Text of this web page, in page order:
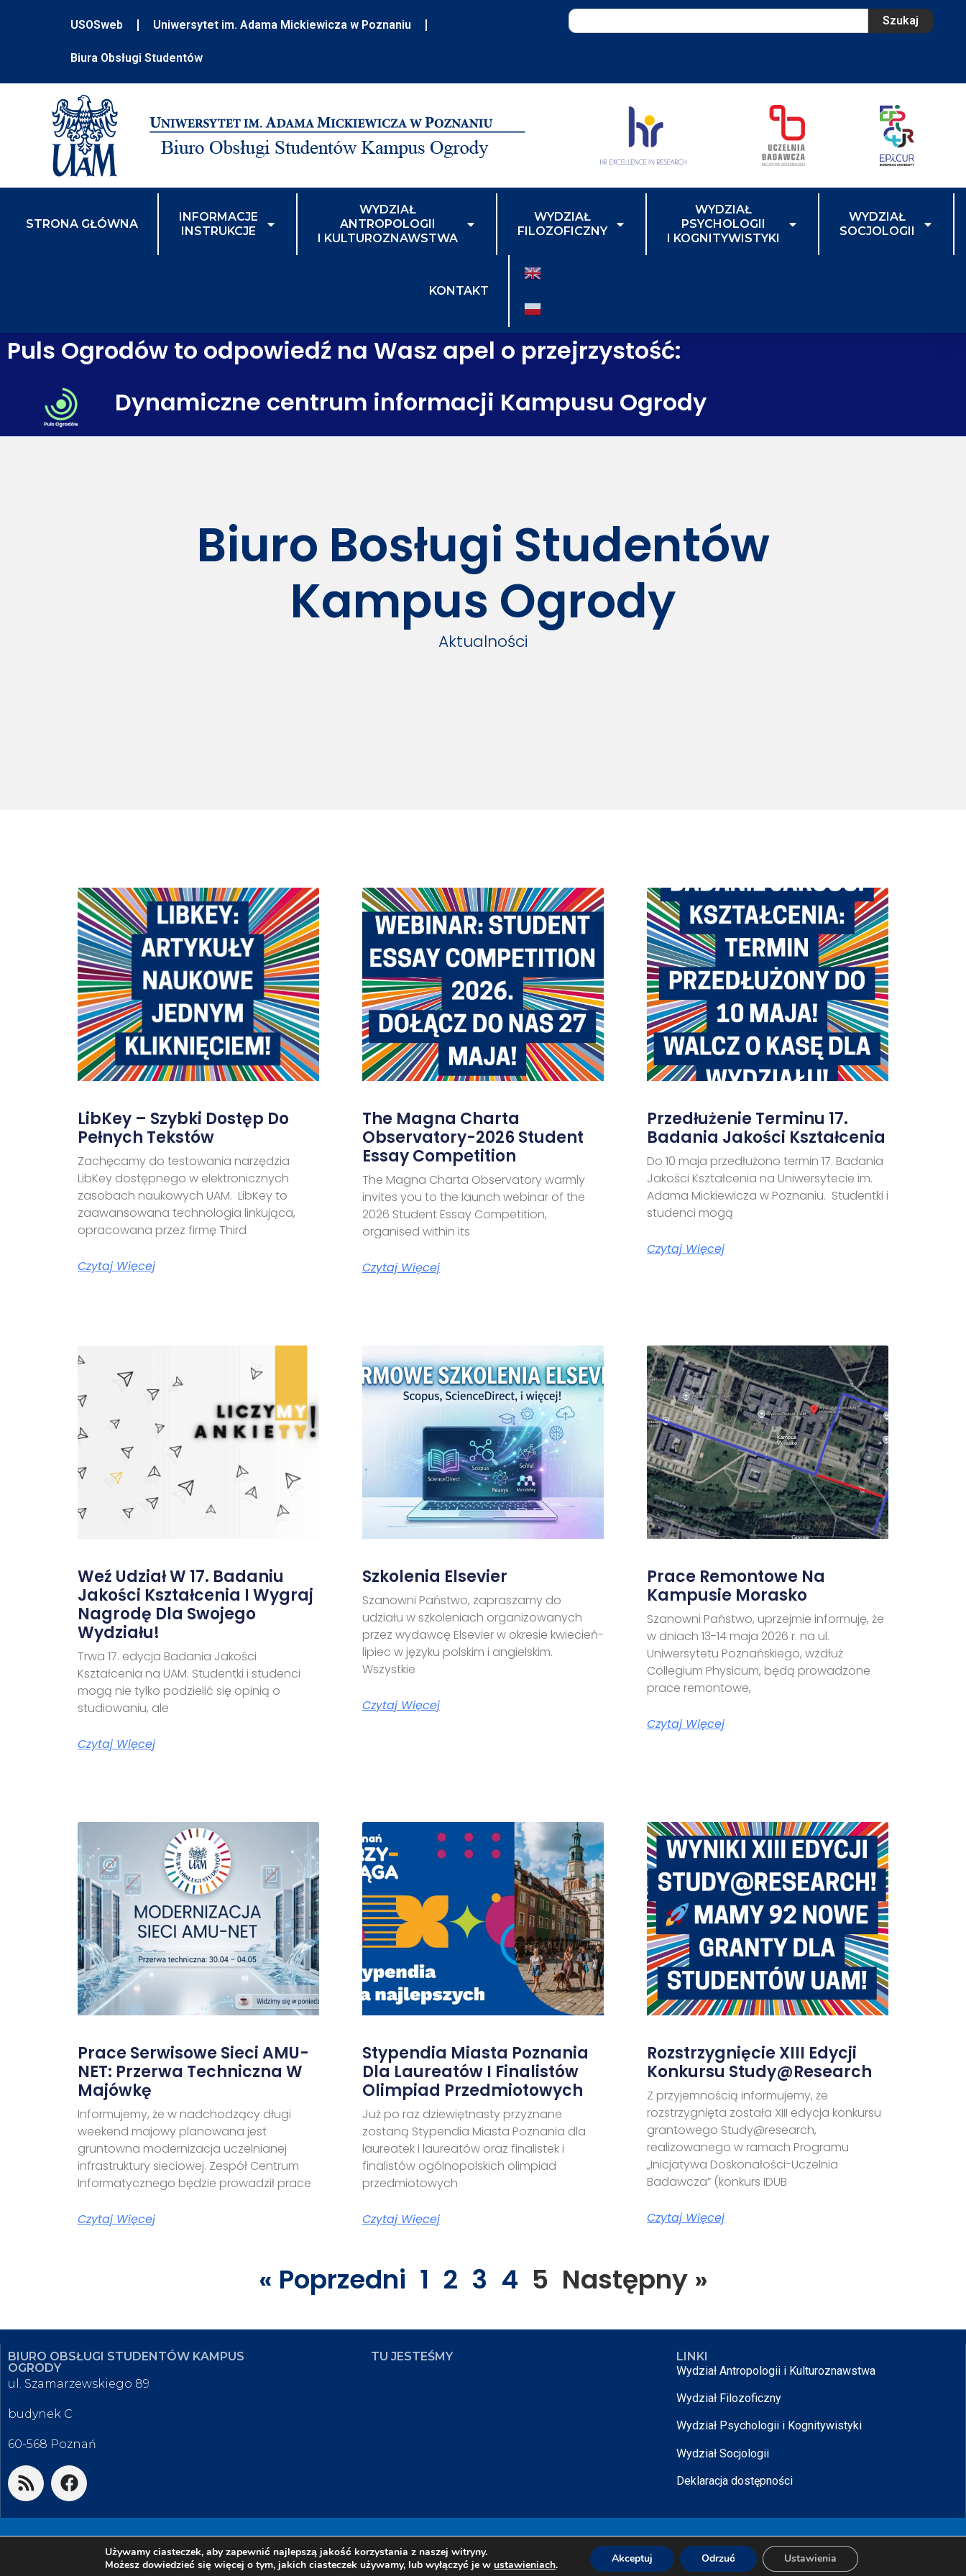
USOSweb Uniwersytet im. Adama Mickiewicza w Poznaniu
Biura Obsługi Studentów
Szukaj
STRONA GŁÓWNA
INFORMACJE
INSTRUKCJE
WYDZIAŁ
ANTROPOLOGII
I KULTUROZNAWSTWA
WYDZIAŁ
FILOZOFICZNY
WYDZIAŁ
PSYCHOLOGII
I KOGNITYWISTYKI
WYDZIAŁ
SOCJOLOGII
KONTAKT
Puls Ogrodów to odpowiedź na Wasz apel o przejrzystość:
Dynamiczne centrum informacji Kampusu Ogrody
Biuro Bosługi Studentów
Kampus Ogrody
Aktualności
LibKey – Szybki Dostęp Do
Pełnych Tekstów
Zachęcamy do testowania narzędzia
LibKey dostępnego w elektronicznych
zasobach naukowych UAM. LibKey to
zaawansowana technologia linkująca,
opracowana przez firmę Third
Czytaj Więcej
The Magna Charta
Observatory-2026 Student
Essay Competition
The Magna Charta Observatory warmly
invites you to the launch webinar of the
2026 Student Essay Competition,
organised within its
Czytaj Więcej
Przedłużenie Terminu 17.
Badania Jakości Kształcenia
Do 10 maja przedłużono termin 17. Badania
Jakości Kształcenia na Uniwersytecie im.
Adama Mickiewicza w Poznaniu. Studentki i
studenci mogą
Czytaj Więcej
Weź Udział W 17. Badaniu
Jakości Kształcenia I Wygraj
Nagrodę Dla Swojego
Wydziału!
Trwa 17. edycja Badania Jakości
Kształcenia na UAM. Studentki i studenci
mogą nie tylko podzielić się opinią o
studiowaniu, ale
Czytaj Więcej
Szkolenia Elsevier
Szanowni Państwo, zapraszamy do
udziału w szkoleniach organizowanych
przez wydawcę Elsevier w okresie kwiecień-
lipiec w języku polskim i angielskim.
Wszystkie
Czytaj Więcej
Prace Remontowe Na
Kampusie Morasko
Szanowni Państwo, uprzejmie informuję, że
w dniach 13-14 maja 2026 r. na ul.
Uniwersytetu Poznańskiego, wzdłuż
Collegium Physicum, będą prowadzone
prace remontowe,
Czytaj Więcej
Prace Serwisowe Sieci AMU-
NET: Przerwa Techniczna W
Majówkę
Informujemy, że w nadchodzący długi
weekend majowy planowana jest
gruntowna modernizacja uczelnianej
infrastruktury sieciowej. Zespół Centrum
Informatycznego będzie prowadził prace
Czytaj Więcej
Stypendia Miasta Poznania
Dla Laureatów I Finalistów
Olimpiad Przedmiotowych
Już po raz dziewiętnasty przyznane
zostaną Stypendia Miasta Poznania dla
laureatek i laureatów oraz finalistek i
finalistów ogólnopolskich olimpiad
przedmiotowych
Czytaj Więcej
Rozstrzygnięcie XIII Edycji
Konkursu Study@research
Z przyjemnością informujemy, że
rozstrzygnięta została XIII edycja konkursu
grantowego Study@research,
realizowanego w ramach Programu
„Inicjatywa Doskonałości-Uczelnia
Badawcza” (konkurs IDUB
Czytaj Więcej
« Poprzedni 1 2 3 4 5 Następny »
BIURO OBSŁUGI STUDENTÓW KAMPUS
OGRODY
ul. Szamarzewskiego 89
budynek C
60-568 Poznań
TU JESTEŚMY
LINKI
Wydział Antropologii i Kulturoznawstwa
Wydział Filozoficzny
Wydział Psychologii i Kognitywistyki
Wydział Socjologii
Deklaracja dostępności
© 2026 Biuro Obsługi Studentów Kampus
Ogrody
Zaprojektowane przezNikodem Kałek
Używamy ciasteczek, aby zapewnić najlepszą jakość korzystania z naszej witryny.
Możesz dowiedzieć się więcej o tym, jakich ciasteczek używamy, lub wyłączyć je wustawieniach. Akceptuj Odrzuć Ustawienia